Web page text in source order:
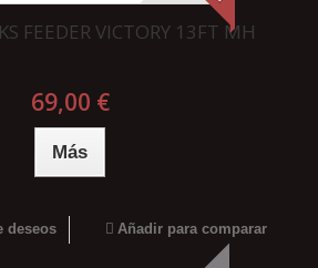
FEEDER VICTORY 13FT MH
69,00 €
Más
deseos Añadir para comparar